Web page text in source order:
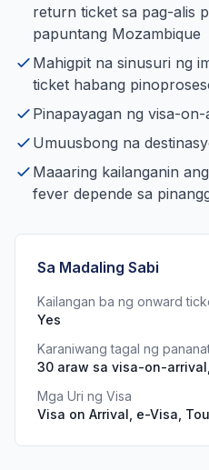
return ticket sa pag-alis
papuntang Mozambique
Mahigpit na sinusuri ng
ticket habang
Pinapayagan ng visa-
Umuusbong na
Maaaring kailanganin
fever depende sa
Sa Madaling Sabi
Kailangan ba ng onward
Yes
Karaniwang tagal ng
30 araw sa visa-on-
Mga Uri ng Visa
Visa on Arrival, e-Visa,